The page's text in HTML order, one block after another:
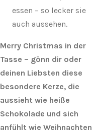
essen – so lecker sie
auch aussehen.
Merry Christmas in der
Tasse – gönn dir oder
deinen Liebsten diese
besondere Kerze, die
aussieht wie heiße
Schokolade und sich
anfühlt wie Weihnachten